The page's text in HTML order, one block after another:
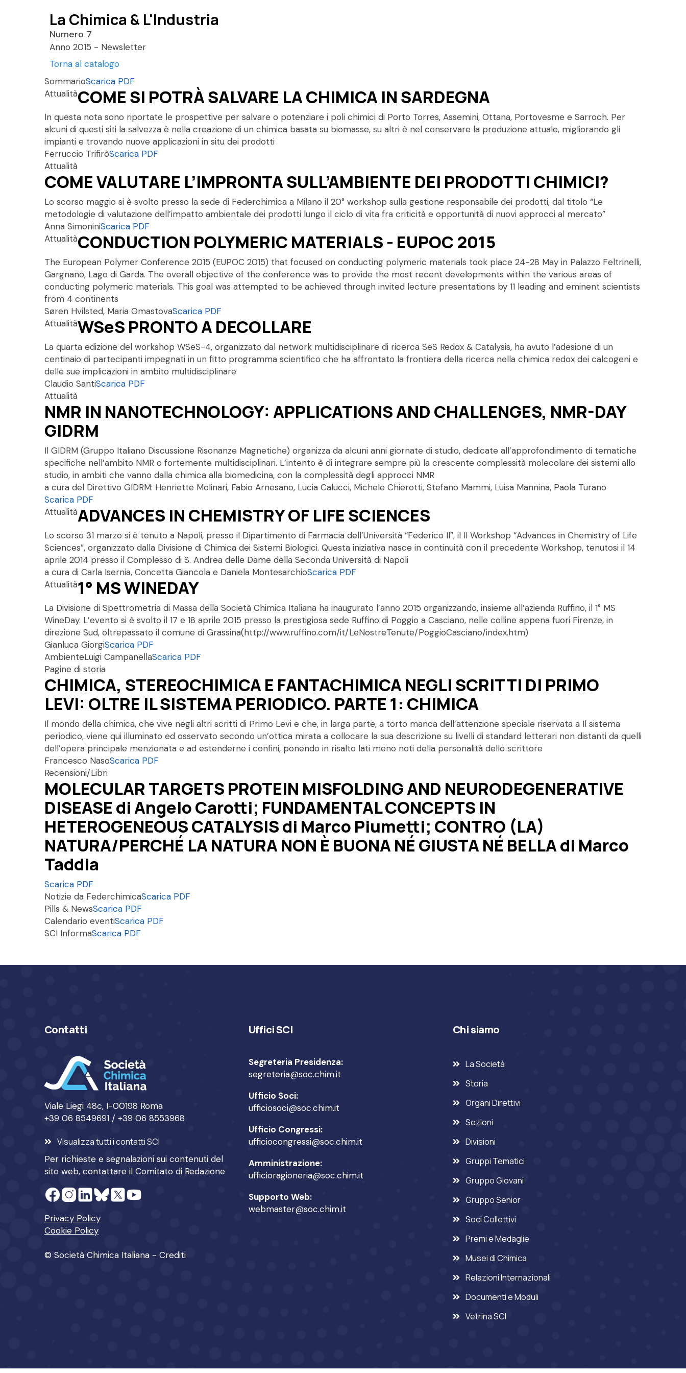
La Chimica & L'Industria
Numero 7
Anno 2015 - Newsletter
Torna al catalogo
SommarioScarica PDF
AttualitàCOME SI POTRÀ SALVARE LA CHIMICA IN SARDEGNA
In questa nota sono riportate le prospettive per salvare o potenziare i poli chimici di Porto Torres, Assemini, Ottana, Portovesme e Sarroch. Per
alcuni di questi siti la salvezza è nella creazione di un chimica basata su biomasse, su altri è nel conservare la produzione attuale, migliorando gli
impianti e trovando nuove applicazioni in situ dei prodotti
Ferruccio TrifiròScarica PDF
Attualità
COME VALUTARE L’IMPRONTA SULL’AMBIENTE DEI PRODOTTI CHIMICI?
Lo scorso maggio si è svolto presso la sede di Federchimica a Milano il 20° workshop sulla gestione responsabile dei prodotti, dal titolo “Le
metodologie di valutazione dell’impatto ambientale dei prodotti lungo il ciclo di vita fra criticità e opportunità di nuovi approcci al mercato”
Anna SimoniniScarica PDF
AttualitàCONDUCTION POLYMERIC MATERIALS - EUPOC 2015
The European Polymer Conference 2015 (EUPOC 2015) that focused on conducting polymeric materials took place 24-28 May in Palazzo Feltrinelli,
Gargnano, Lago di Garda. The overall objective of the conference was to provide the most recent developments within the various areas of
conducting polymeric materials. This goal was attempted to be achieved through invited lecture presentations by 11 leading and eminent scientists
from 4 continents
Søren Hvilsted, Maria OmastovaScarica PDF
AttualitàWSeS PRONTO A DECOLLARE
La quarta edizione del workshop WSeS-4, organizzato dal network multidisciplinare di ricerca SeS Redox & Catalysis, ha avuto l’adesione di un
centinaio di partecipanti impegnati in un fitto programma scientifico che ha affrontato la frontiera della ricerca nella chimica redox dei calcogeni e
delle sue implicazioni in ambito multidisciplinare
Claudio SantiScarica PDF
Attualità
NMR IN NANOTECHNOLOGY: APPLICATIONS AND CHALLENGES, NMR-DAY
GIDRM
Il GIDRM (Gruppo Italiano Discussione Risonanze Magnetiche) organizza da alcuni anni giornate di studio, dedicate all’approfondimento di tematiche
specifiche nell’ambito NMR o fortemente multidisciplinari. L’intento è di integrare sempre più la crescente complessità molecolare dei sistemi allo
studio, in ambiti che vanno dalla chimica alla biomedicina, con la complessità degli approcci NMR
a cura del Direttivo GIDRM: Henriette Molinari, Fabio Arnesano, Lucia Calucci, Michele Chierotti, Stefano Mammi, Luisa Mannina, Paola Turano
Scarica PDF
AttualitàADVANCES IN CHEMISTRY OF LIFE SCIENCES
Lo scorso 31 marzo si è tenuto a Napoli, presso il Dipartimento di Farmacia dell’Università “Federico II”, il II Workshop “Advances in Chemistry of Life
Sciences”, organizzato dalla Divisione di Chimica dei Sistemi Biologici. Questa iniziativa nasce in continuità con il precedente Workshop, tenutosi il 14
aprile 2014 presso il Complesso di S. Andrea delle Dame della Seconda Università di Napoli
a cura di Carla Isernia, Concetta Giancola e Daniela MontesarchioScarica PDF
Attualità1° MS WINEDAY
La Divisione di Spettrometria di Massa della Società Chimica Italiana ha inaugurato l’anno 2015 organizzando, insieme all’azienda Ruffino, il 1° MS
WineDay. L’evento si è svolto il 17 e 18 aprile 2015 presso la prestigiosa sede Ruffino di Poggio a Casciano, nelle colline appena fuori Firenze, in
direzione Sud, oltrepassato il comune di Grassina(http://www.ruffino.com/it/LeNostreTenute/PoggioCasciano/index.htm)
Gianluca GiorgiScarica PDF
AmbienteLuigi CampanellaScarica PDF
Pagine di storia
CHIMICA, STEREOCHIMICA E FANTACHIMICA NEGLI SCRITTI DI PRIMO
LEVI: OLTRE IL SISTEMA PERIODICO. PARTE 1: CHIMICA
Il mondo della chimica, che vive negli altri scritti di Primo Levi e che, in larga parte, a torto manca dell’attenzione speciale riservata a Il sistema
periodico, viene qui illuminato ed osservato secondo un’ottica mirata a collocare la sua descrizione su livelli di standard letterari non distanti da quelli
dell’opera principale menzionata e ad estenderne i confini, ponendo in risalto lati meno noti della personalità dello scrittore
Francesco NasoScarica PDF
Recensioni/Libri
MOLECULAR TARGETS PROTEIN MISFOLDING AND NEURODEGENERATIVE
DISEASE di Angelo Carotti; FUNDAMENTAL CONCEPTS IN
HETEROGENEOUS CATALYSIS di Marco Piumetti; CONTRO (LA)
NATURA/PERCHÉ LA NATURA NON È BUONA NÉ GIUSTA NÉ BELLA di Marco
Taddia
Scarica PDF
Notizie da FederchimicaScarica PDF
Pills & NewsScarica PDF
Calendario eventiScarica PDF
SCI InformaScarica PDF
Contatti
Viale Liegi 48c, I-00198 Roma
+39 06 8549691 / +39 06 8553968
Visualizza tutti i contatti SCI
Per richieste e segnalazioni sui contenuti del
sito web, contattare il Comitato di Redazione
Privacy Policy
Cookie Policy
© Società Chimica Italiana - Crediti
Uffici SCI
Segreteria Presidenza:
segreteria@soc.chim.it
Ufficio Soci:
ufficiosoci@soc.chim.it
Ufficio Congressi:
ufficiocongressi@soc.chim.it
Amministrazione:
ufficioragioneria@soc.chim.it
Supporto Web:
webmaster@soc.chim.it
Chi siamo
La Società
Storia
Organi Direttivi
Sezioni
Divisioni
Gruppi Tematici
Gruppo Giovani
Gruppo Senior
Soci Collettivi
Premi e Medaglie
Musei di Chimica
Relazioni Internazionali
Documenti e Moduli
Vetrina SCI